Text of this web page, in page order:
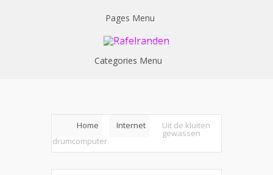
Pages Menu
Categories Menu
Home Internet Uit de kluiten
gewassen
drumcomputer